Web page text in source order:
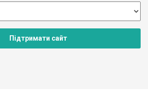
Підтримати сайт